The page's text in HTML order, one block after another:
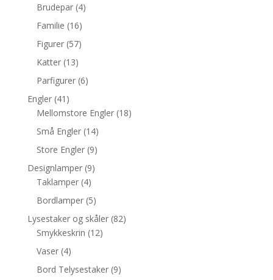
Brudepar (4)
Familie (16)
Figurer (57)
Katter (13)
Parfigurer (6)
Engler (41)
Mellomstore Engler (18)
Små Engler (14)
Store Engler (9)
Designlamper (9)
Taklamper (4)
Bordlamper (5)
Lysestaker og skåler (82)
Smykkeskrin (12)
Vaser (4)
Bord Telysestaker (9)